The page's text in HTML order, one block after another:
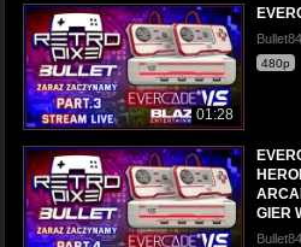
01:28
Bullet84
480p
GIER
Bullet84